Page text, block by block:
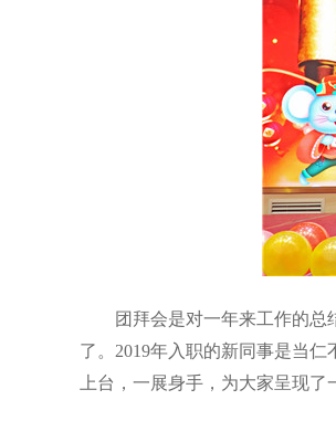
团拜会是对一年来工作的
了。2019年入职的新同事是当
上台，一展身手，为大家呈现了